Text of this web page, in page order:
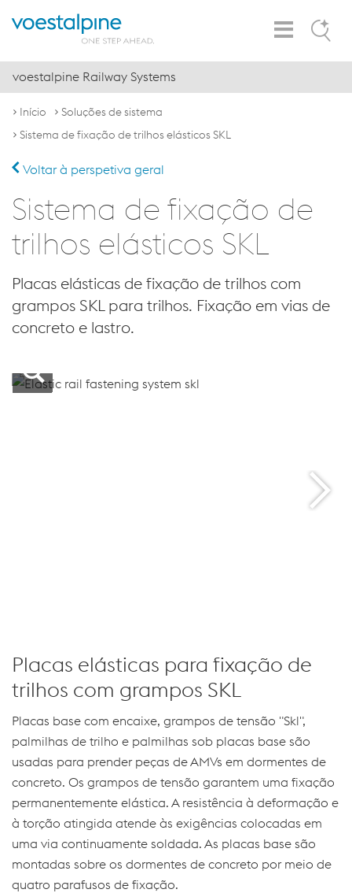
Search
Toggle
Navigation
voestalpine Railway Systems
Início
Soluções de sistema
Sistema de fixação de trilhos elásticos SKL
Voltar à perspetiva geral
Sistema de fixação de
trilhos elásticos SKL
Placas elásticas de fixação de trilhos com
grampos SKL para trilhos. Fixação em vias de
concreto e lastro.
Placas elásticas para fixação de
trilhos com grampos SKL
Placas base com encaixe, grampos de tensão "Skl",
palmilhas de trilho e palmilhas sob placas base são
usadas para prender peças de AMVs em dormentes de
concreto. Os grampos de tensão garantem uma fixação
permanentemente elástica. A resistência à deformação e
à torção atingida atende às exigências colocadas em
uma via continuamente soldada. As placas base são
montadas sobre os dormentes de concreto por meio de
quatro parafusos de fixação.